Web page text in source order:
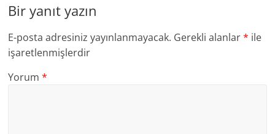
Bir yanıt yazın
E-posta adresiniz yayınlanmayacak. Gerekli alanlar* ile
işaretlenmişlerdir
Yorum*